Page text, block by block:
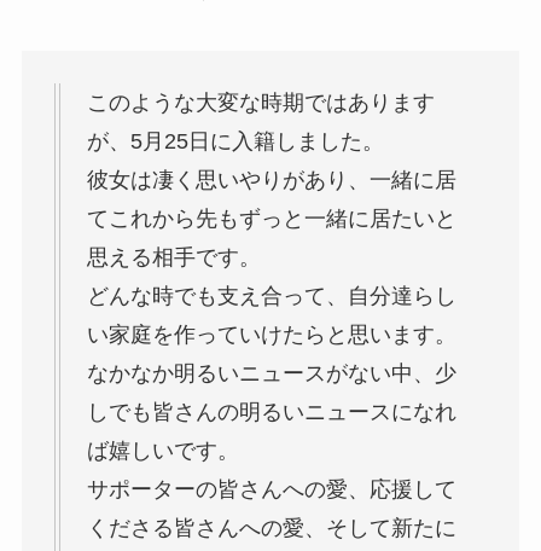
このような大変な時期ではあります
が、5月25日に入籍しました。
彼女は凄く思いやりがあり、一緒に居
てこれから先もずっと一緒に居たいと
思える相手です。
どんな時でも支え合って、自分達らし
い家庭を作っていけたらと思います。
なかなか明るいニュースがない中、少
しでも皆さんの明るいニュースになれ
ば嬉しいです。
サポーターの皆さんへの愛、応援して
くださる皆さんへの愛、そして新たに